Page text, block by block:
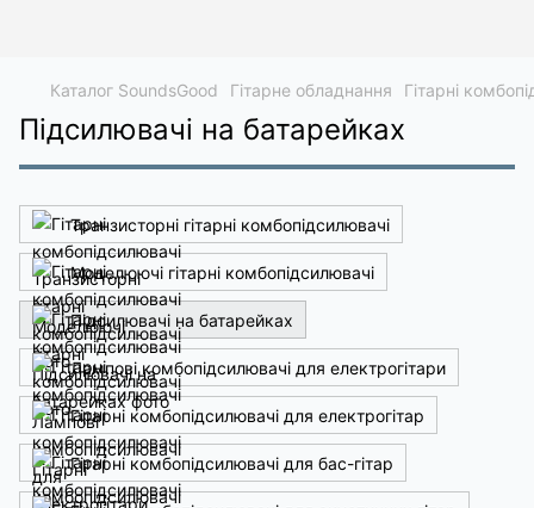
Каталог SoundsGood Гітарне обладнання Гітарні
Підсилювачі на батарейках
Транзисторні гітарні комбопідсилювачі
Моделюючі гітарні комбопідсилювачі
Підсилювачі на батарейках
Лампові комбопідсилювачі для електрогітари
Гітарні комбопідсилювачі для електрогітар
Гітарні комбопідсилювачі для бас-гітар